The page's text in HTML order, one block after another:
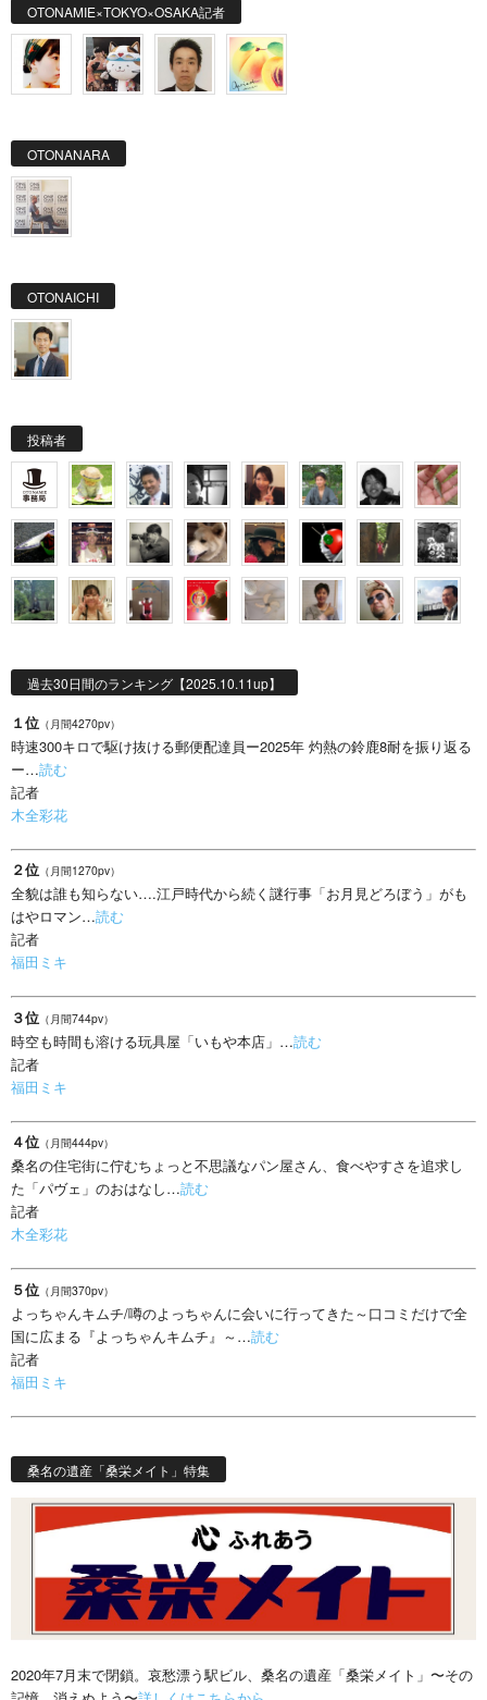
OTONAMIE×TOKYO×OSAKA記者
OTONANARA
OTONAICHI
投稿者
過去30日間のランキング【2025.10.11up】
１位 （月間4270pv）
時速300キロで駆け抜ける郵便配達員ー2025年 灼熱の鈴鹿8耐を振り返る
ー…読む
記者
木全彩花
２位 （月間1270pv）
全貌は誰も知らない….江戸時代から続く謎行事「お月見どろぼう」がも
はやロマン…読む
記者
福田ミキ
３位 （月間744pv）
時空も時間も溶ける玩具屋「いもや本店」…読む
記者
福田ミキ
４位 （月間444pv）
桑名の住宅街に佇むちょっと不思議なパン屋さん、食べやすさを追求し
た「パヴェ」のおはなし…読む
記者
木全彩花
５位 （月間370pv）
よっちゃんキムチ/噂のよっちゃんに会いに行ってきた～口コミだけで全
国に広まる『よっちゃんキムチ』～…読む
記者
福田ミキ
桑名の遺産「桑栄メイト」特集
2020年7月末で閉鎖。哀愁漂う駅ビル、桑名の遺産「桑栄メイト」〜その